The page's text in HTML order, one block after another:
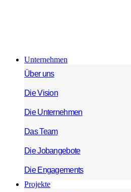
Unternehmen
Über uns
Die Vision
Die Unternehmen
Das Team
Die Jobangebote
Die Engagements
Projekte